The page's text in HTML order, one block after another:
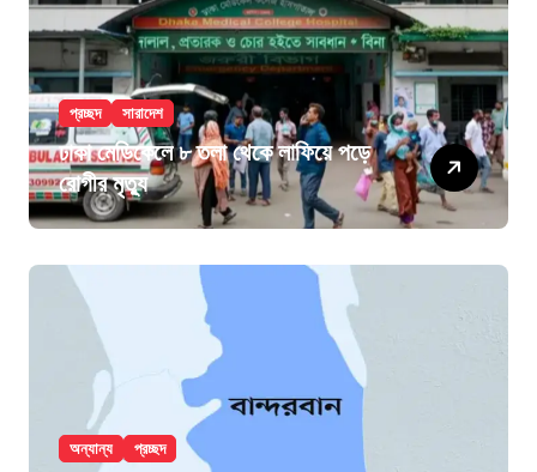
প্রচ্ছদ সারাদেশ
ঢাকা মেডিকেলে ৮ তলা থেকে লাফিয়ে পড়ে
রোগীর মৃত্যু
অন্যান্য প্রচ্ছদ